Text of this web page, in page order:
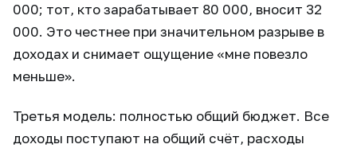
000; тот, кто зарабатывает 80 000, вносит 32
000. Это честнее при значительном разрыве в
доходах и снимает ощущение «мне повезло
меньше».
Третья модель: полностью общий бюджет. Все
доходы поступают на общий счёт, расходы